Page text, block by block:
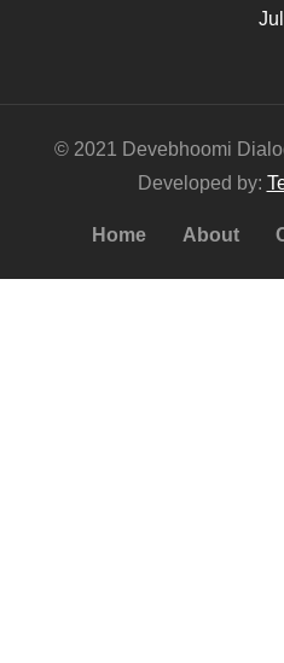
Jul
© 2021 Devebhoomi
Developed by:
Home About